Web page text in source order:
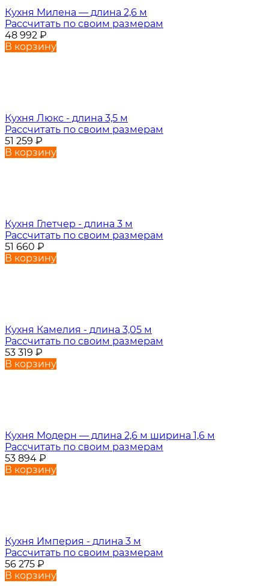
Кухня Милена — длина 2,6 м
Рассчитать по своим размерам
48 992 ₽
В корзину
Кухня Люкс - длина 3,5 м
Рассчитать по своим размерам
51 259 ₽
В корзину
Кухня Глетчер - длина 3 м
Рассчитать по своим размерам
51 660 ₽
В корзину
Кухня Камелия - длина 3,05 м
Рассчитать по своим размерам
53 319 ₽
В корзину
Кухня Модерн — длина 2,6 м ширина 1,6 м
Рассчитать по своим размерам
53 894 ₽
В корзину
Кухня Империя - длина 3 м
Рассчитать по своим размерам
56 275 ₽
В корзину